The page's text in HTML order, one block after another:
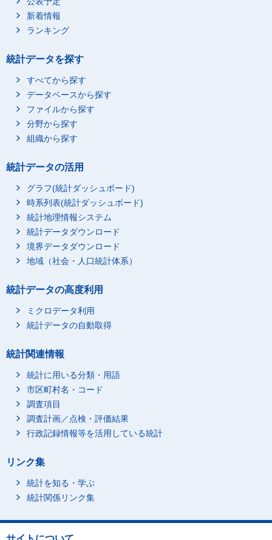
新着情報
ランキング
統計データを探す
すべてから探す
データベースから探す
ファイルから探す
分野から探す
組織から探す
統計データの活用
グラフ(統計ダッシュボード)
時系列表(統計ダッシュボード)
統計地理情報システム
統計データダウンロード
境界データダウンロード
地域（社会・人口統計体系）
統計データの高度利用
ミクロデータ利用
統計データの自動取得
統計関連情報
統計に用いる分類・用語
市区町村名・コード
調査項目
調査計画／点検・評価結果
行政記録情報等を活用している統計
リンク集
統計を知る・学ぶ
統計関係リンク集